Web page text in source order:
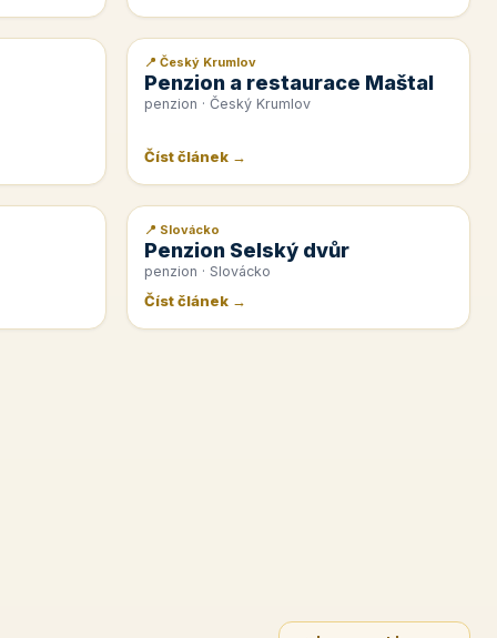
📰 PR článek
📍 Český Krumlov
Penzion a restaurace Maštal
penzion · Český Krumlov
Číst článek →
📰 PR článek
📍 Slovácko
Penzion Selský dvůr
penzion · Slovácko
Číst článek →